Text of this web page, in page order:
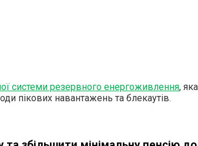
системи резервного енергоживлення,
пікових навантажень та блекаутів.